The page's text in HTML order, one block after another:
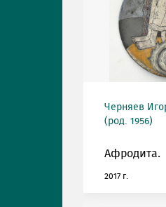
Черняев
(род. 1956)
Афродита.
2017 г.